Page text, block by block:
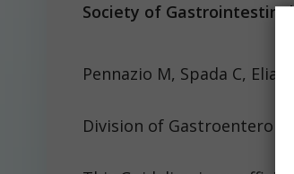
Society of Gastrointestinal
Pennazio M,
Division of